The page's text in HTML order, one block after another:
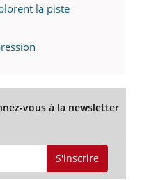
la piste
vous à la newsletter
S'inscrire